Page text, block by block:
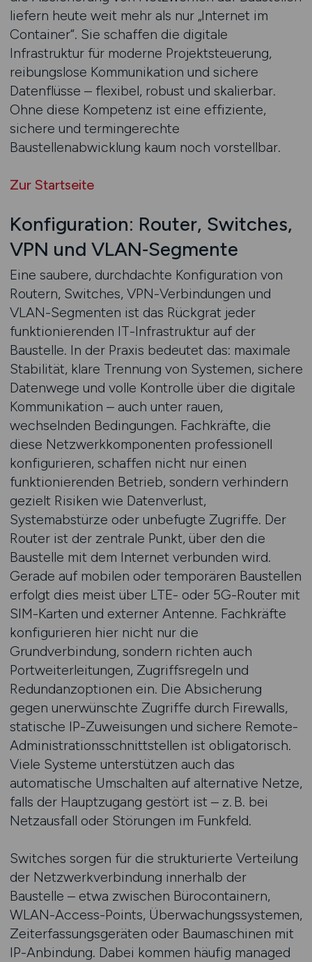
liefern heute weit mehr als nur „Internet im
Container“. Sie schaffen die digitale
Infrastruktur für moderne Projektsteuerung,
reibungslose Kommunikation und sichere
Datenflüsse – flexibel, robust und skalierbar.
Ohne diese Kompetenz ist eine effiziente,
sichere und termingerechte
Baustellenabwicklung kaum noch vorstellbar.
Zur Startseite
Konfiguration: Router, Switches,
VPN und VLAN‑Segmente
Eine saubere, durchdachte Konfiguration von
Routern, Switches, VPN-Verbindungen und
VLAN-Segmenten ist das Rückgrat jeder
funktionierenden IT-Infrastruktur auf der
Baustelle. In der Praxis bedeutet das: maximale
Stabilität, klare Trennung von Systemen, sichere
Datenwege und volle Kontrolle über die digitale
Kommunikation – auch unter rauen,
wechselnden Bedingungen. Fachkräfte, die
diese Netzwerkkomponenten professionell
konfigurieren, schaffen nicht nur einen
funktionierenden Betrieb, sondern verhindern
gezielt Risiken wie Datenverlust,
Systemabstürze oder unbefugte Zugriffe. Der
Router ist der zentrale Punkt, über den die
Baustelle mit dem Internet verbunden wird.
Gerade auf mobilen oder temporären Baustellen
erfolgt dies meist über LTE- oder 5G-Router mit
SIM-Karten und externer Antenne. Fachkräfte
konfigurieren hier nicht nur die
Grundverbindung, sondern richten auch
Portweiterleitungen, Zugriffsregeln und
Redundanzoptionen ein. Die Absicherung
gegen unerwünschte Zugriffe durch Firewalls,
statische IP-Zuweisungen und sichere Remote-
Administrationsschnittstellen ist obligatorisch.
Viele Systeme unterstützen auch das
automatische Umschalten auf alternative Netze,
falls der Hauptzugang gestört ist – z. B. bei
Netzausfall oder Störungen im Funkfeld.
Switches sorgen für die strukturierte Verteilung
der Netzwerkverbindung innerhalb der
Baustelle – etwa zwischen Bürocontainern,
WLAN-Access-Points, Überwachungssystemen,
Zeiterfassungsgeräten oder Baumaschinen mit
IP-Anbindung. Dabei kommen häufig managed